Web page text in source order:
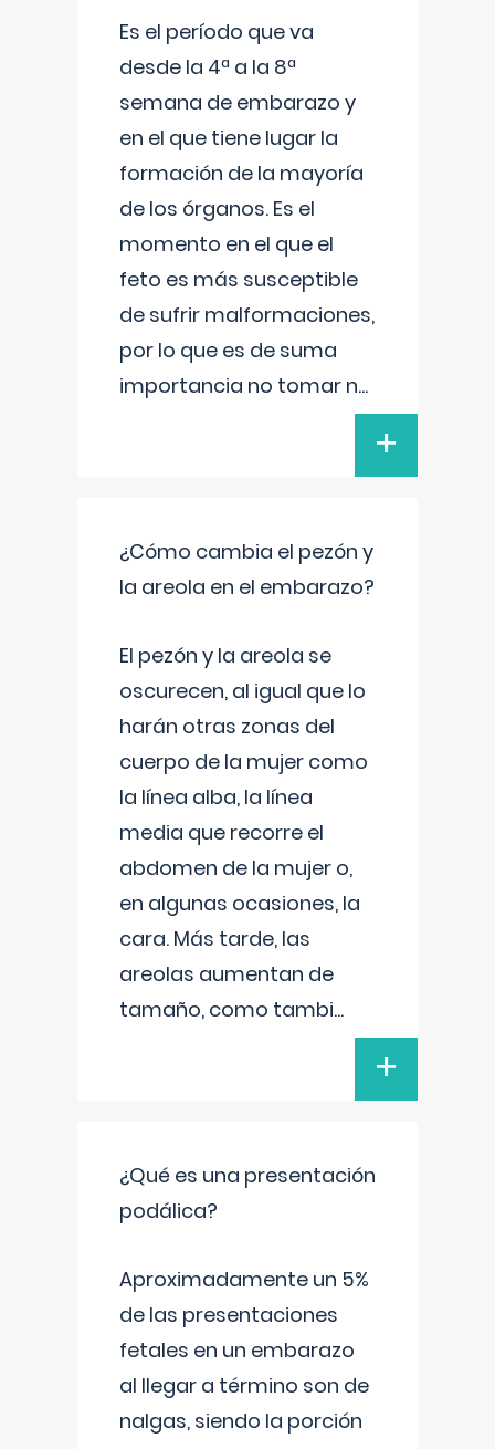
Es el período que va
desde la 4ª a la 8ª
semana de embarazo y
en el que tiene lugar la
formación de la mayoría
de los órganos. Es el
momento en el que el
feto es más susceptible
de sufrir malformaciones,
por lo que es de suma
importancia no tomar n...
+
¿Cómo cambia el pezón y
la areola en el embarazo?
El pezón y la areola se
oscurecen, al igual que lo
harán otras zonas del
cuerpo de la mujer como
la línea alba, la línea
media que recorre el
abdomen de la mujer o,
en algunas ocasiones, la
cara. Más tarde, las
areolas aumentan de
tamaño, como tambi...
+
¿Qué es una presentación
podálica?
Aproximadamente un 5%
de las presentaciones
fetales en un embarazo
al llegar a término son de
nalgas, siendo la porción